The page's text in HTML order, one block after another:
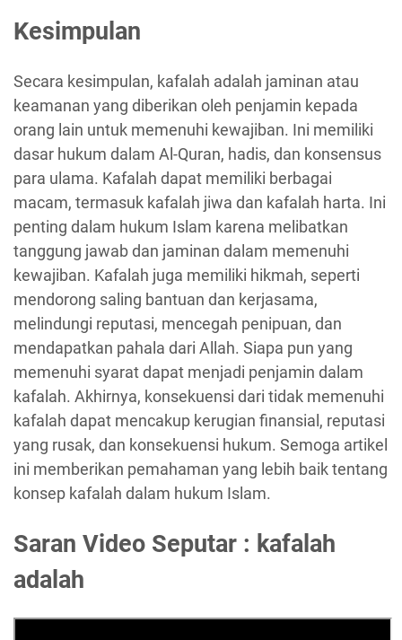
Kesimpulan
Secara kesimpulan, kafalah adalah jaminan atau
keamanan yang diberikan oleh penjamin kepada
orang lain untuk memenuhi kewajiban. Ini memiliki
dasar hukum dalam Al-Quran, hadis, dan konsensus
para ulama. Kafalah dapat memiliki berbagai
macam, termasuk kafalah jiwa dan kafalah harta. Ini
penting dalam hukum Islam karena melibatkan
tanggung jawab dan jaminan dalam memenuhi
kewajiban. Kafalah juga memiliki hikmah, seperti
mendorong saling bantuan dan kerjasama,
melindungi reputasi, mencegah penipuan, dan
mendapatkan pahala dari Allah. Siapa pun yang
memenuhi syarat dapat menjadi penjamin dalam
kafalah. Akhirnya, konsekuensi dari tidak memenuhi
kafalah dapat mencakup kerugian finansial, reputasi
yang rusak, dan konsekuensi hukum. Semoga artikel
ini memberikan pemahaman yang lebih baik tentang
konsep kafalah dalam hukum Islam.
Saran Video Seputar : kafalah
adalah